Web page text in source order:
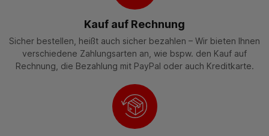
Kauf auf Rechnung
Sicher bestellen, heißt auch sicher bezahlen – Wir bieten Ihnen
verschiedene Zahlungsarten an, wie bspw. den Kauf auf
Rechnung, die Bezahlung mit PayPal oder auch Kreditkarte.